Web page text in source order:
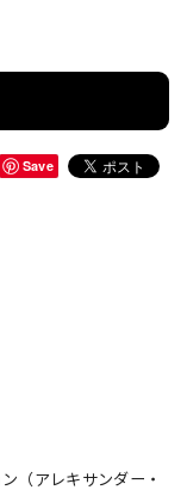
Save
（アレキサンダー・